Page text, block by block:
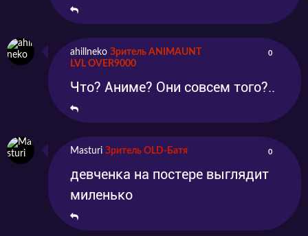
ahillneko Зритель ANIMAUNT
LVL OVER9000
0
Что? Аниме? Они совсем того?..
Masturi Зритель OLD-Батя 0
девченка на постере выглядит
миленько